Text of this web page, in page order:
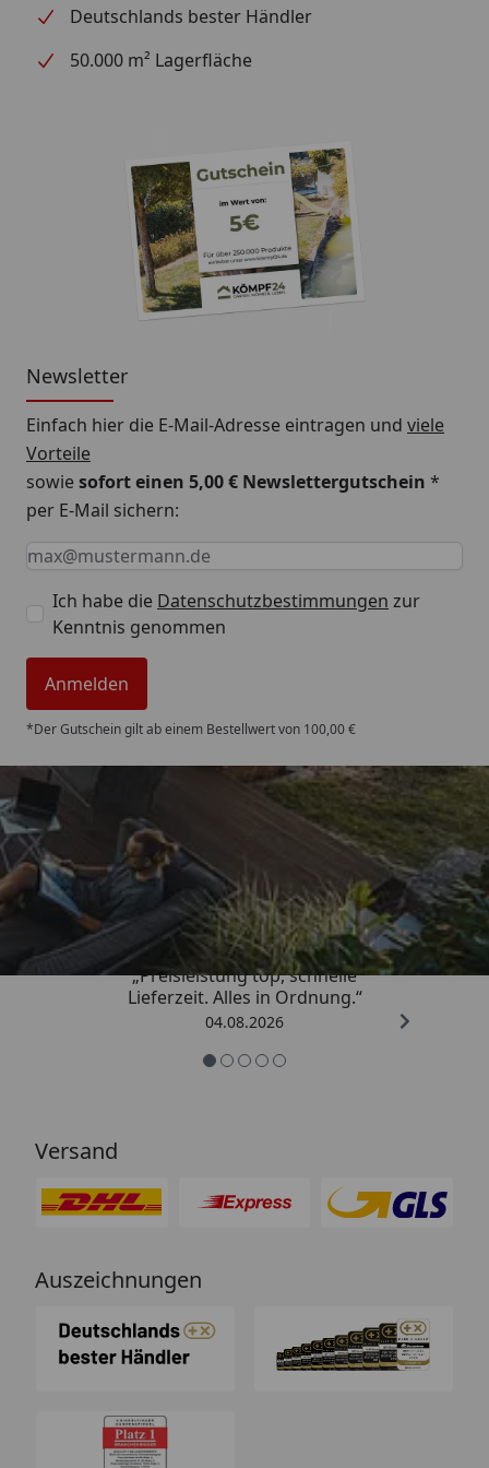
Deutschlands bester Händler
50.000 m² Lagerfläche
Newsletter
Einfach hier die E-Mail-Adresse eintragen und viele
Vorteile
sowiesofort einen 5,00 € Newslettergutschein *
per E-Mail sichern:
Keine Eingabe erforderlich
Eingabe erforderlich
E-Mail *
Ich habe die Datenschutzbestimmungen zur
Kenntnis genommen
Anmelden
*Der Gutschein gilt ab einem Bestellwert von 100,00 €
Trusted Shops
4,85/ 5
„Preisleistung top, schnelle
Lieferzeit. Alles in Ordnung.“
04.08.2026
Versand
Auszeichnungen